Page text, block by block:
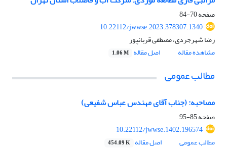
صفحه70-84
10.22112/jwwse.2023.378307.1340
رضا شهرجردی، مصطفی قربانپور
مشاهده مقاله
اصل مقاله 1.06 M
مطالب عمومی
مصاحبه: (جناب آقای مهندس عباس شفیعی)
صفحه85-95
10.22112/jwwse.1402.196574
مطالب عمومی
اصل مقاله 454.09 K